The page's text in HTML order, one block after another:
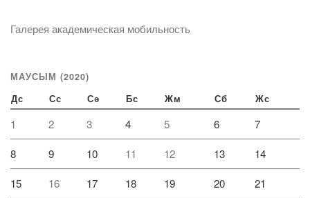
Галерея академическая мобильность
МАУСЫМ (2020)
Дс Сс Сә Бс Жм Сб Жс
1 2 3 4 5 6 7
8 9 10 11 12 13 14
15 16 17 18 19 20 21